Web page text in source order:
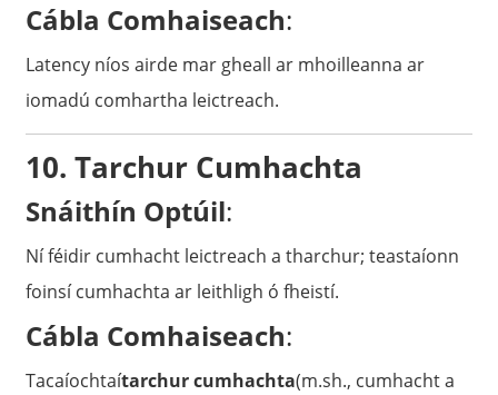
Cábla Comhaiseach:
Latency níos airde mar gheall ar mhoilleanna ar
iomadú comhartha leictreach.
10. Tarchur Cumhachta
Snáithín Optúil:
Ní féidir cumhacht leictreach a tharchur; teastaíonn
foinsí cumhachta ar leithligh ó fheistí.
Cábla Comhaiseach:
Tacaíochtaítarchur cumhachta(m.sh., cumhacht a